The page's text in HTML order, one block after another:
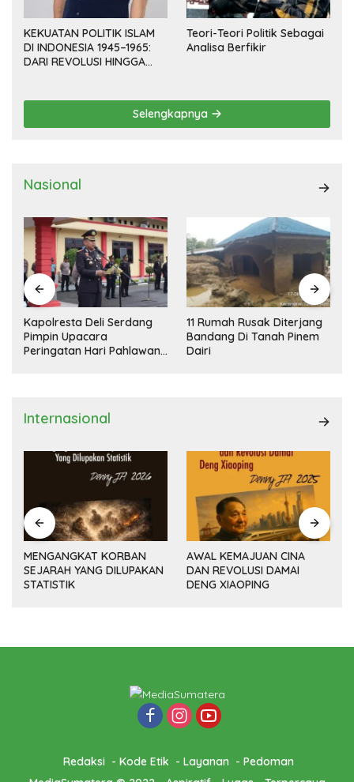
KEKUATAN POLITIK ISLAM
DI INDONESIA 1945–1965:
DARI REVOLUSI HINGGA
Teori-Teori Politik Sebagai
Analisa Berfikir
Selengkapnya
Nasional
Kapolresta Deli Serdang
Pimpin Upacara
Peringatan Hari Pahlawan
11 Rumah Rusak Diterjang
Bandang Di Tanah Pinem
Dairi
Internasional
MENGANGKAT KORBAN
SEJARAH YANG DILUPAKAN
STATISTIK
AWAL KEMAJUAN CINA
DAN REVOLUSI DAMAI
DENG XIAOPING
Redaksi Kode Etik Layanan
Pedoman